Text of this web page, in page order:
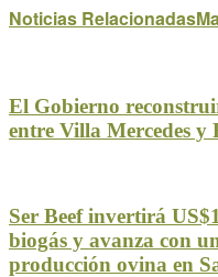
Noticias Relacionadas
El Gobierno
entre Villa Mercedes y
Ser Beef invertirá
biogás y avanza con
producción ovina en